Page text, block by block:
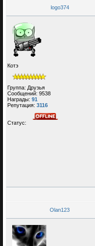
logo374
Котэ
Группа: Друзья
Сообщений: 9538
Награды: 91
Репутация: 3116
Статус:
Olan123